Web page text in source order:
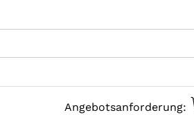
Angebotsanforderung: